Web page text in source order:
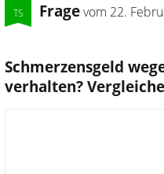
Fragevom 22.
Schmerzensgeld
verhalten?